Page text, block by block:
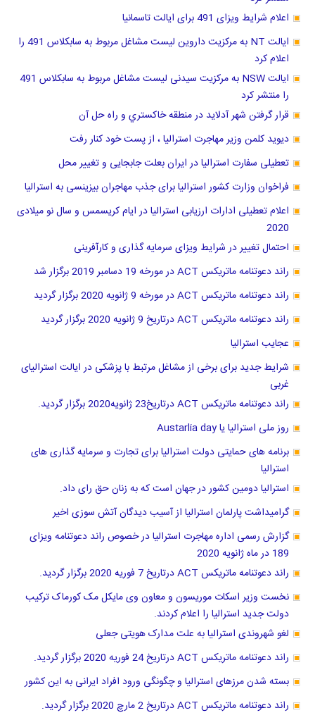
اعلام شرایط ویزای 491 برای ایالت تاسمانیا
ایالت NT به مرکزیت داروین لیست مشاغل مربوط به سابکلاس 491 را
اعلام کرد
ایالت NSW به مرکزیت سیدنی لیست مشاغل مربوط به سابکلاس 491
را منتشر کرد
قرار گرفتن شهر آدلاید در منطقه خاكستري و راه حل آن
دیوید کلمن وزیر مهاجرت استرالیا ، از پست خود کنار رفت
تعطیلی سفارت استرالیا در ایران بعلت جابجایی و تغییر محل
فراخوان وزارت کشور استرالیا برای جذب مهاجران بیزینسی به استرالیا
اعلام تعطیلی ادارات ارزیابی استرالیا در ایام کریسمس و سال نو میلادی
2020
احتمال تغییر در شرایط ویزای سرمایه گذاری و کارآفرینی
راند دعوتنامه ماتریکس ACT در مورخه 19 دسامبر 2019 برگزار شد
راند دعوتنامه ماتریکس ACT در مورخه 9 ژانویه 2020 برگزار گردید
راند دعوتنامه ماتریکس ACT درتاریخ 9 ژانویه 2020 برگزار گردید
عجایب استرالیا
شرایط جدید برای برخی از مشاغل مرتبط با پزشکی در ایالت استرالیای
غربی
راند دعوتنامه ماتریکس ACT درتاریخ23 ژانویه2020 برگزار گردید.
روز ملی استرالیا یا Austarlia day
برنامه های حمایتی دولت استرالیا برای تجارت و سرمایه گذاری های
استرالیا
استرالیا دومین کشور در جهان است که به زنان حق رای داد.
گرامیداشت پارلمان استرالیا از آسیب دیدگان آتش سوزی اخیر
گزارش رسمی اداره مهاجرت استرالیا در خصوص راند دعوتنامه ویزای
189 در ماه ژانویه 2020
راند دعوتنامه ماتریکس ACT درتاریخ 7 فوریه 2020 برگزار گردید.
نخست وزیر اسکات موریسون و معاون وی مایکل مک کورماک ترکیب
دولت جدید استرالیا را اعلام کردند.
لغو شهروندی استرالیا به علت مدارک هویتی جعلی
راند دعوتنامه ماتریکس ACT درتاریخ 24 فوریه 2020 برگزار گردید.
بسته شدن مرزهای استرالیا و چگونگی ورود افراد ایرانی به این کشور
راند دعوتنامه ماتریکس ACT درتاریخ 2 مارچ 2020 برگزار گردید.